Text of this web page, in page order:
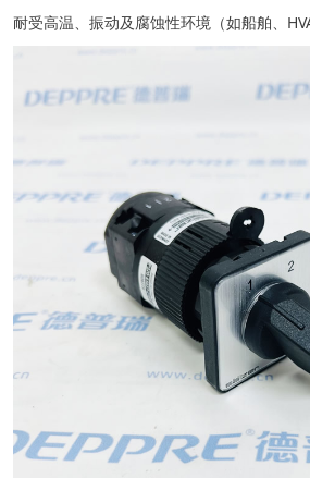
耐受高温、振动及腐蚀性环境（如船舶、